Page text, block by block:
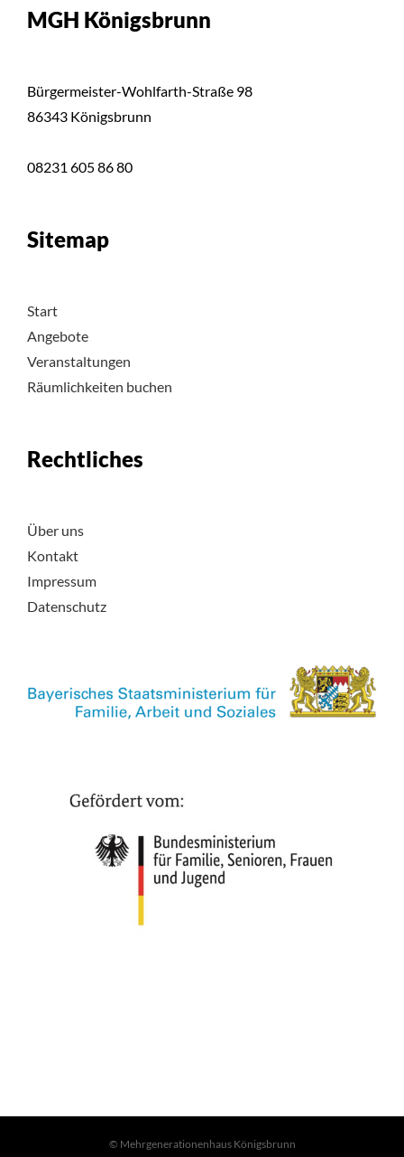
MGH Königsbrunn
Bürgermeister-Wohlfarth-Straße 98
86343 Königsbrunn
08231 605 86 80
Sitemap
Start
Angebote
Veranstaltungen
Räumlichkeiten buchen
Rechtliches
Über uns
Kontakt
Impressum
Datenschutz
© Mehrgenerationenhaus Königsbrunn